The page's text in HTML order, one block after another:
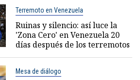
Terremoto en Venezuela
Ruinas y silencio: así luce la
'Zona Cero' en Venezuela 20
días después de los terremotos
Mesa de diálogo